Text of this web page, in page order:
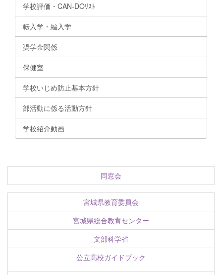
学校評価・CAN-DOﾘｽﾄ
転入学・編入学
奨学金関係
保健室
学校いじめ防止基本方針
部活動に係る活動方針
学校紹介動画
同窓会
宮城県教育委員会
宮城県総合教育センター
文部科学省
公立高校ガイドブック